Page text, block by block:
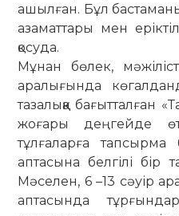
ашылған. Бұл
азаматтары мен
қосуда.
Мұнан бөлек,
аралығында
тазалыққа бағытталған
жоғары деңгейде
тұлғаларға
аптасына белгілі бір
Мәселен, 6 –13 сәуір
аптасында